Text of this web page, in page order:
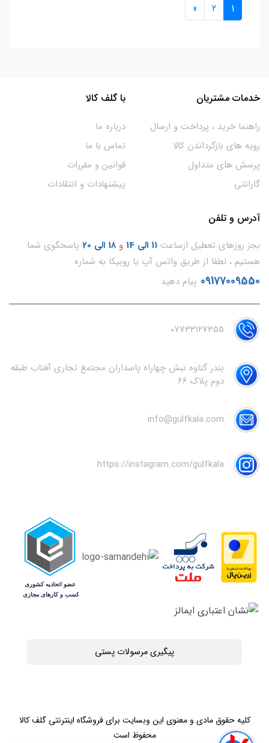
1
2
»
خدمات مشتریان
راهنما خرید ، پرداخت و ارسال
رویه های بازگرداندن کالا
پرسش های متداول
گارانتی
با گلف کالا
درباره ما
تماس با ما
قوانین و مقررات
پیشنهادات و انتقادات
آدرس و تلفن
بجز روزهای تعطیل ازساعت 11 الی 14 و 18 الی 20
پاسخگوی شما
هستیم ، لطفا از طریق واتس آپ یا روبیکا به شماره
09177009550 پیام دهید
07733127355
بندر گناوه نبش چهاراه پاسداران مجتمع تجاری آفتاب طبقه
دوم پلاک 66
info@gulfkala.com
https://instagram.com/gulfkala
پیگیری مرسولات پستی
کلیه حقوق مادی و معنوی این وبسایت برای فروشگاه اینترنتی گلف کالا
محفوظ است